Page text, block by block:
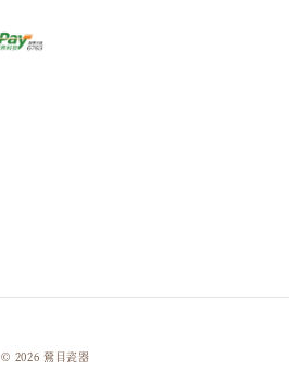
© 2026 鶯目瓷器